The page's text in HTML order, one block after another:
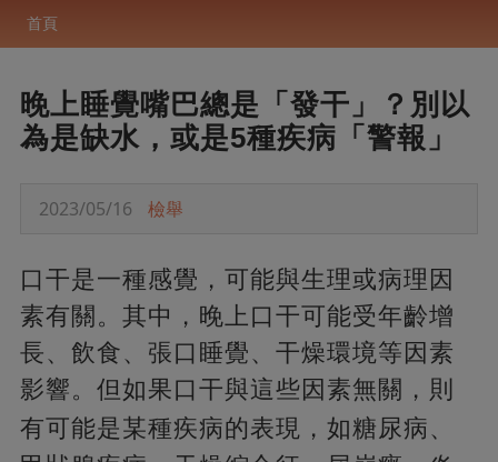
首頁
晚上睡覺嘴巴總是「發干」？別以
為是缺水，或是5種疾病「警報」
2023/05/16 檢舉
口干是一種感覺，可能與生理或病理因
素有關。其中，晚上口干可能受年齡增
長、飲食、張口睡覺、干燥環境等因素
影響。但如果口干與這些因素無關，則
有可能是某種疾病的表現， 如糖尿病、